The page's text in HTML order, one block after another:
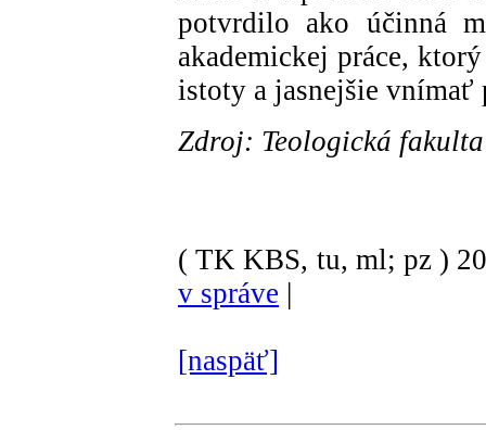
potvrdilo ako účinná
akademickej práce,
istoty a jasnejšie vnímať
Zdroj: Teologická
( TK KBS, tu, ml; pz )
v správe |
[naspäť]